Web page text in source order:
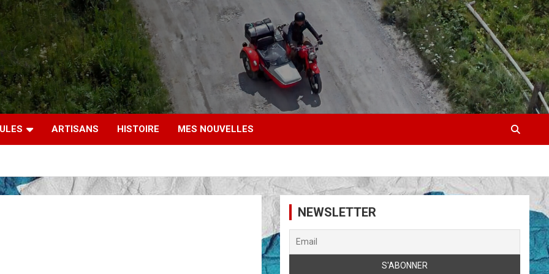
ARTISANS HISTOIRE MES NOUVELLES
NEWSLETTER